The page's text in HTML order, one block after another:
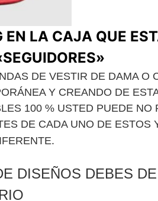
EN LA CAJA QUE
DE VESTIR DE DAMA O
Y CREANDO DE
100 % USTED PUEDE NO
DE CADA UNO DE ESTOS
.
DISEÑOS DEBES